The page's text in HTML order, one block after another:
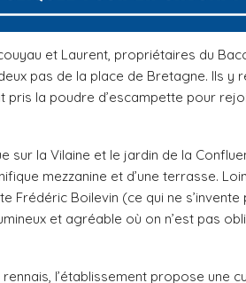
et Laurent, propriétaires du
pas de la place de Bretagne. Ils y
pris la poudre d’escampette pour
la Vilaine et le jardin de la
mezzanine et d’une terrasse.
Frédéric Boilevin (ce qui ne
et agréable où on n’est pas
l’établissement propose une